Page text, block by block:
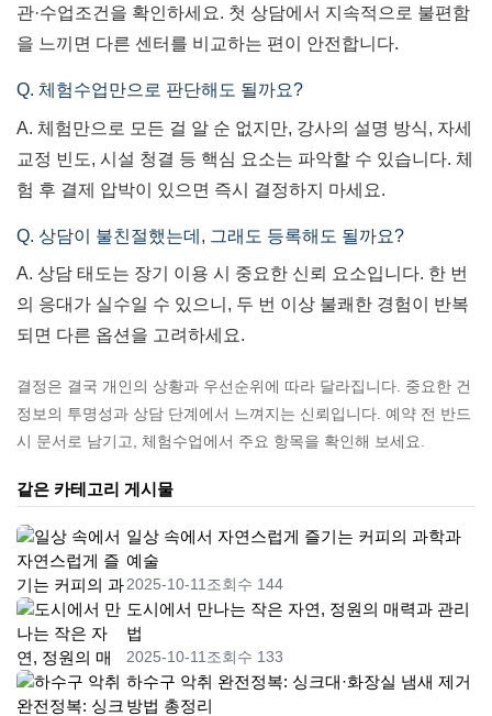
관·수업조건을 확인하세요. 첫 상담에서 지속적으로 불편함
을 느끼면 다른 센터를 비교하는 편이 안전합니다.
Q. 체험수업만으로 판단해도 될까요?
A. 체험만으로 모든 걸 알 순 없지만, 강사의 설명 방식, 자세
교정 빈도, 시설 청결 등 핵심 요소는 파악할 수 있습니다. 체
험 후 결제 압박이 있으면 즉시 결정하지 마세요.
Q. 상담이 불친절했는데, 그래도 등록해도 될까요?
A. 상담 태도는 장기 이용 시 중요한 신뢰 요소입니다. 한 번
의 응대가 실수일 수 있으니, 두 번 이상 불쾌한 경험이 반복
되면 다른 옵션을 고려하세요.
결정은 결국 개인의 상황과 우선순위에 따라 달라집니다. 중요한 건
정보의 투명성과 상담 단계에서 느껴지는 신뢰입니다. 예약 전 반드
시 문서로 남기고, 체험수업에서 주요 항목을 확인해 보세요.
같은 카테고리 게시물
일상 속에서 자연스럽게 즐기는 커피의 과학과
예술
2025-10-11 조회수 144
도시에서 만나는 작은 자연, 정원의 매력과 관리
법
2025-10-11 조회수 133
하수구 악취 완전정복: 싱크대·화장실 냄새 제거
방법 총정리